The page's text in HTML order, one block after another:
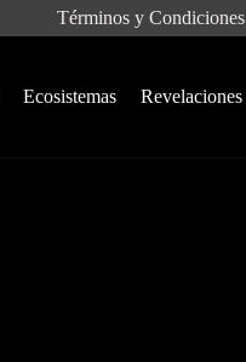
Términos y Condiciones
Ecosistemas Revelaciones